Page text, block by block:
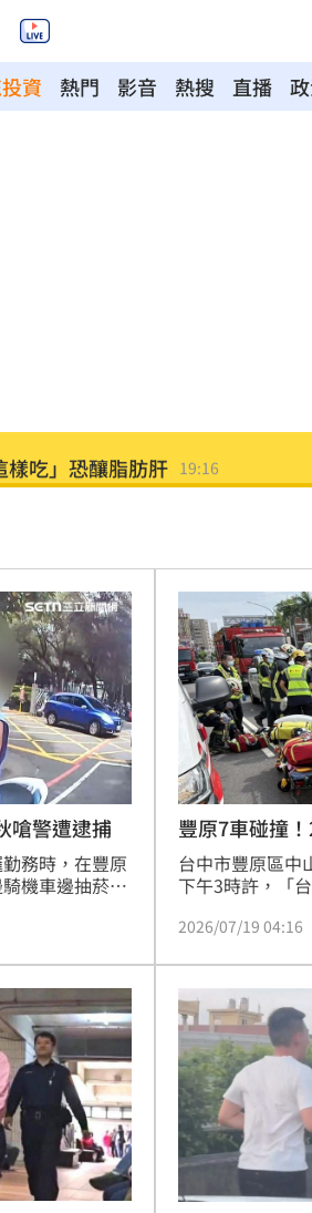
資 熱門 影音 熱搜 直播
吃」恐釀脂肪肝 19:16
巧遇直接合照 19:13
！同框顏值炸裂 19:02
慘死姪重傷 19:00
築豪取8連勝 18:51
舉重名將摘雙金 18:43
下驚見一票大咖 18:40
390住宿客受困 18:37
夜脫離暴風圈」 18:36
貞：不是因為錢 18:34
尾油土伯網看傻 18:33
客慘滯留一晚 18:32
FIFA主席回應了 18:31
嗆警遭逮捕
務時，在豐原
機車邊抽菸，
拒絕配合還怒
豐原7車碰撞
曝
台中市豐原區中
下午3時許，「
車輛夾擊，造成
壞機具將受困騎
還有3名駕駛受
及26歲女子。至
方進一步釐清。
2026/07/19 04:16